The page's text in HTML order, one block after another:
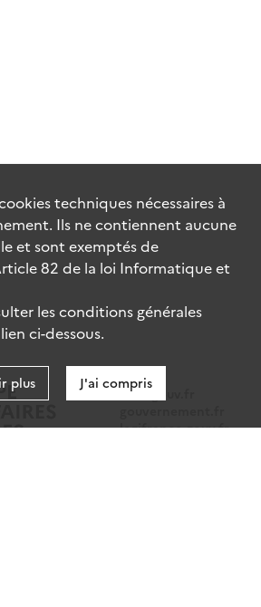
data.gouv.fr
legifrance.gouv.fr
techniques nécessaires à
Ils ne contiennent aucune
et sont exemptés de
82 de la loi Informatique et
les conditions générales
ci-dessous.
plus J'ai compris